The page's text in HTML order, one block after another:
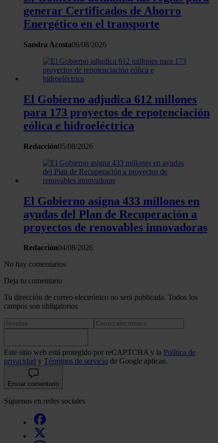
sociales, publicidad y análisis web, quienes pueden
con otra información que les haya proporcionado o que
generar Certificados de Ahorro
Energético en el transporte
Sandra Acosta06/08/2026
El Gobierno adjudica 612 millones
para 173 proyectos de repotenciación
eólica e hidroeléctrica
Redacción05/08/2026
El Gobierno asigna 433 millones en
ayudas del Plan de Recuperación a
proyectos de renovables innovadoras
Redacción04/08/2026
No hay comentarios
Deja tu comentario
Tu dirección de correo electrónico no será publicada. Todos los
campos son obligatorios
Este sitio web está protegido por reCAPTCHA y la Política de
privacidad y Términos de servicio de Google aplican.
Enviar comentario
Síguenos en redes sociales